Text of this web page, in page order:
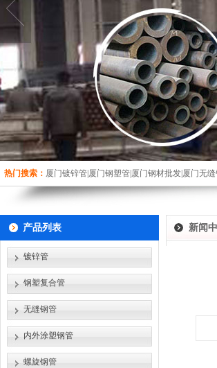
热门搜索： 厦门镀锌管|厦门钢塑管|厦门钢材批发|厦门无
产品列表
镀锌管
钢塑复合管
无缝钢管
内外涂塑钢管
螺旋钢管
新闻